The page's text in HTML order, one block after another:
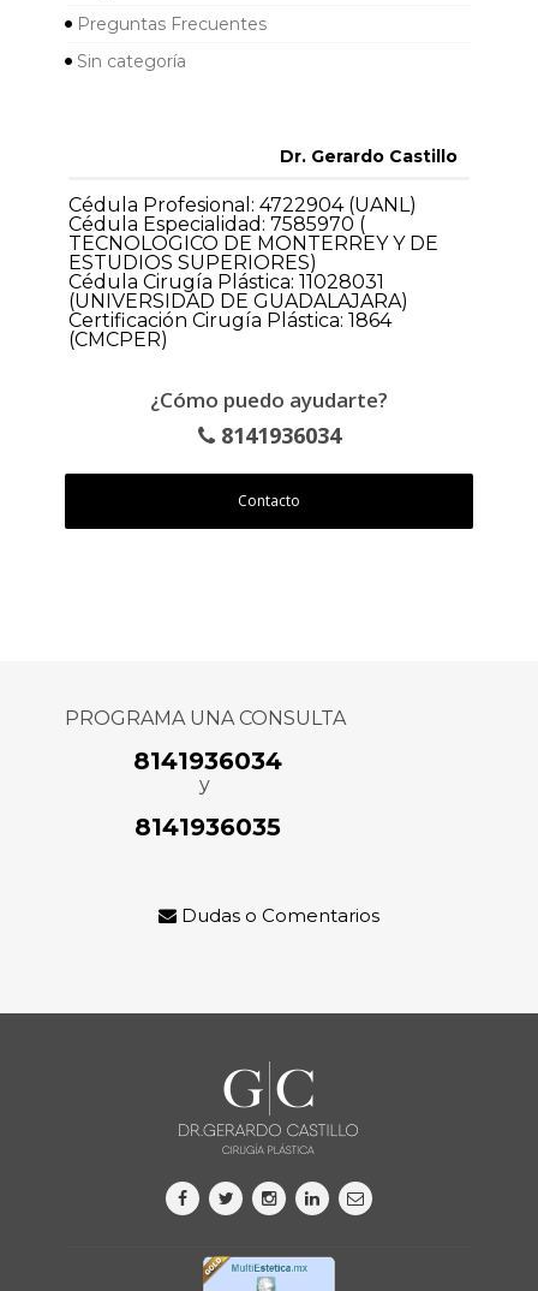
Preguntas Frecuentes
Sin categoría
Dr. Gerardo Castillo
Cédula Profesional: 4722904 (UANL)
Cédula Especialidad: 7585970 (
TECNOLOGICO DE MONTERREY Y DE
ESTUDIOS SUPERIORES)
Cédula Cirugía Plástica: 11028031
(UNIVERSIDAD DE GUADALAJARA)
Certificación Cirugía Plástica: 1864
(CMCPER)
¿Cómo puedo ayudarte?
8141936034
Contacto
PROGRAMA UNA CONSULTA
8141936034
y
8141936035
Dudas o Comentarios